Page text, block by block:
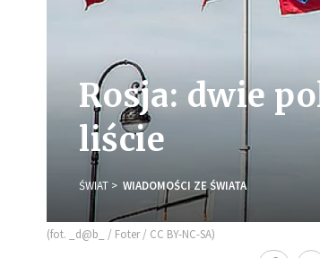
Rosja: dwie
liście
ŚWIAT WIADOMOŚCI ZE ŚWIATA
(fot. _d@b_ / Foter / CC BY-NC-SA)